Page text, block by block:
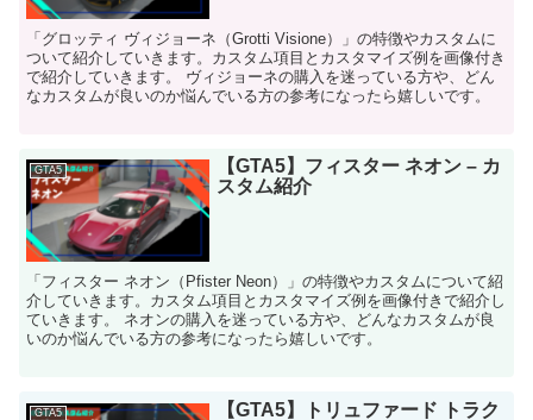
「グロッティ ヴィジョーネ（Grotti Visione）」の特徴やカスタムに
ついて紹介していきます。カスタム項目とカスタマイズ例を画像付き
で紹介していきます。 ヴィジョーネの購入を迷っている方や、どん
なカスタムが良いのか悩んでいる方の参考になったら嬉しいです。
GTA5
【GTA5】フィスター ネオン – カ
スタム紹介
「フィスター ネオン（Pfister Neon）」の特徴やカスタムについて紹
介していきます。カスタム項目とカスタマイズ例を画像付きで紹介し
ていきます。 ネオンの購入を迷っている方や、どんなカスタムが良
いのか悩んでいる方の参考になったら嬉しいです。
GTA5
【GTA5】トリュファード トラク